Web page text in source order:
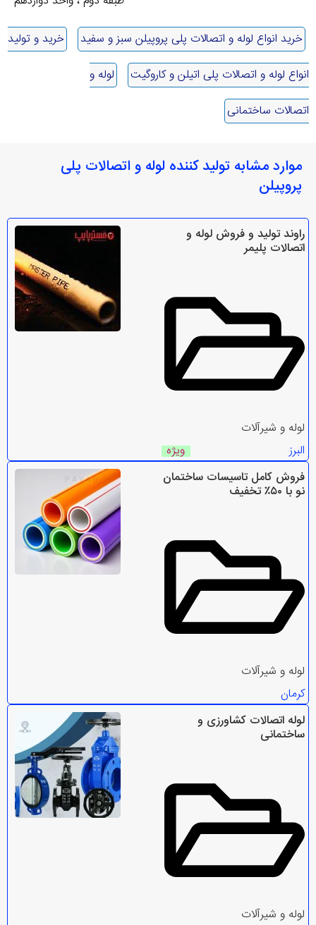
خرید انواع لوله و اتصالات پلی پروپیلن سبز و سفید
خرید و تولید
انواع لوله و اتصالات پلی اتیلن و کاروگیت
لوله و
اتصالات ساختمانی
موارد مشابه تولید کننده لوله و اتصالات پلی
پروپیلن
راوند تولید و فروش لوله و
اتصالات پلیمر
لوله و شیرآلات
البرز
ویژه
فروش کامل تاسیسات ساختمان
نو با ۵۰٪ تخفیف
لوله و شیرآلات
کرمان
لوله اتصالات کشاورزی و
ساختمانی
لوله و شیرآلات